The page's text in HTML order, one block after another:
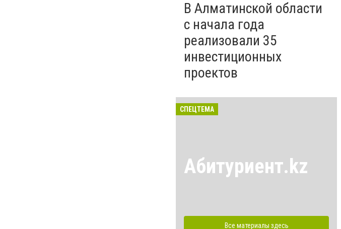
В Алматинской области
с начала года
реализовали 35
инвестиционных
проектов
СПЕЦТЕМА
Абитуриент.kz
Все материалы здесь